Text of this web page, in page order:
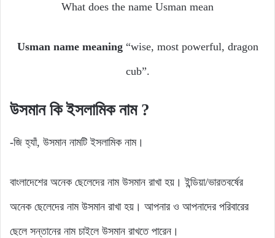
What does the name Usman mean
Usman name meaning “wise, most powerful, dragon
cub”.
উসমানকিইসলামিকনাম ?
-জি হ্যাঁ, উসমান নামটি ইসলামিক নাম।
বাংলাদেশের অনেক ছেলেদের নাম উসমান রাখা হয়। ইন্ডিয়া/ভারতবর্ষের
অনেক ছেলেদের নাম উসমান রাখা হয়। আপনার ও আপনাদের পরিবারের
ছেলে সন্তানের নাম চাইলে উসমান রাখতে পারেন।